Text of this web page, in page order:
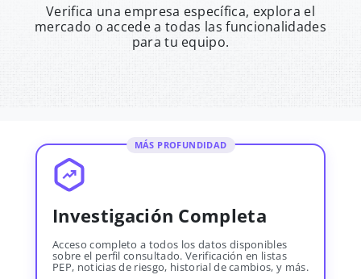
Verifica una empresa específica, explora el
mercado o accede a todas las funcionalidades
para tu equipo.
MÁS PROFUNDIDAD
Investigación Completa
Acceso completo a todos los datos disponibles
sobre el perfil consultado. Verificación en listas
PEP, noticias de riesgo, historial de cambios, y más.